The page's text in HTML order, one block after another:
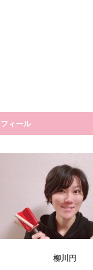
ィール
柳川円